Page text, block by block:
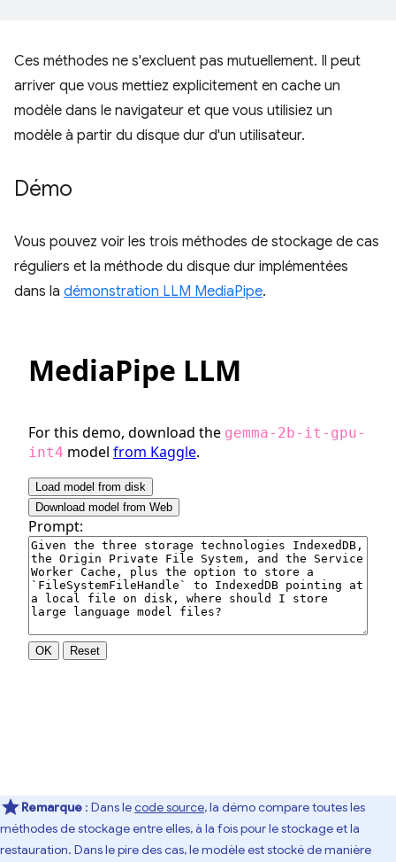
Ces méthodes ne s'excluent pas mutuellement. Il peut
arriver que vous mettiez explicitement en cache un
modèle dans le navigateur et que vous utilisiez un
modèle à partir du disque dur d'un utilisateur.
Démo
Vous pouvez voir les trois méthodes de stockage de cas
réguliers et la méthode du disque dur implémentées
dans la démonstration LLM MediaPipe.
Remarque : Dans lecode source, la démo compare toutes les
méthodes de stockage entre elles, à la fois pour le stockage et la
restauration. Dans le pire des cas, le modèle est stocké de manière